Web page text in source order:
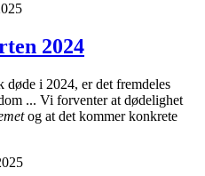
2024
i 2024, er det fremdeles
... Vi forventer at dødelighet
og at det kommer konkrete